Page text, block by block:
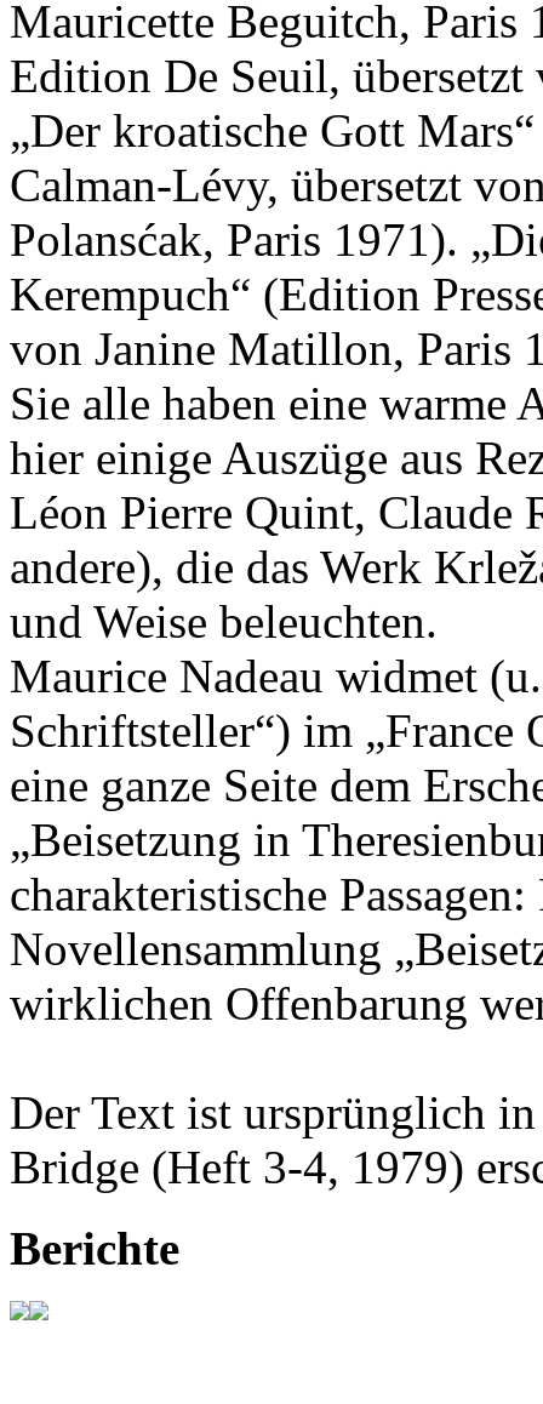
Mauricette Beguitch, Paris
Edition De Seuil,
„Der kroatische Gott
Calman-Lévy, übersetzt
Polansćak, Paris 1971).
Kerempuch“ (Edition
von Janine Matillon, Paris
Sie alle haben eine warme
hier einige Auszüge aus
Léon Pierre Quint, Claude
andere), die das Werk
und Weise beleuchten.
Maurice Nadeau widmet
Schriftsteller“) im „France
eine ganze Seite dem
„Beisetzung in
charakteristische
Novellensammlung
wirklichen Offenbarung
Der Text ist ursprünglich
Bridge (Heft 3-4, 1979)
Berichte